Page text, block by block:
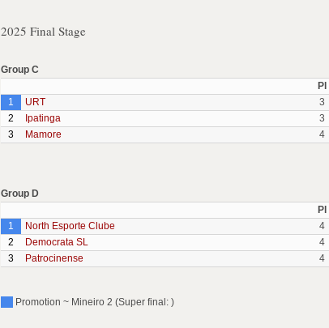
2025 Final Stage
Group C
Pl
1
URT 3
2
Ipatinga 3
3
Mamore 4
Group D
Pl
1
North Esporte Clube 4
2
Democrata SL 4
3
Patrocinense 4
Promotion ~ Mineiro 2 (Super final: )